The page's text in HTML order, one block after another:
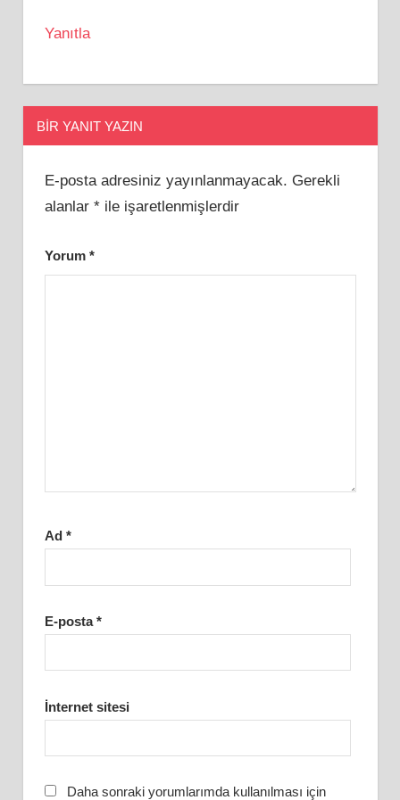
Yanıtla
BIR YANIT YAZIN
E-posta adresiniz yayınlanmayacak. Gerekli
alanlar *ile işaretlenmişlerdir
Yorum *
Ad *
E-posta*
İnternet sitesi
Daha sonraki yorumlarımda kullanılması için